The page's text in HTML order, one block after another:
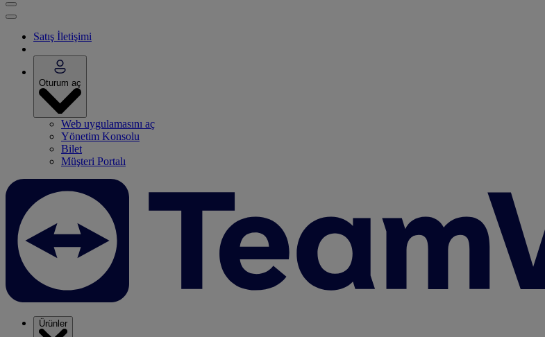
Satış İletişimi
Oturum aç
Web uygulamasını aç
Yönetim Konsolu
Bilet
Müşteri Portalı
Ürünler